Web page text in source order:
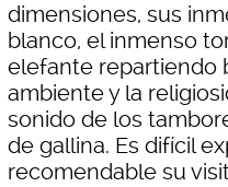
dimensiones, sus
blanco, el inmenso
elefante repartiendo
ambiente y la
sonido de los
de gallina. Es difícil
recomendable su